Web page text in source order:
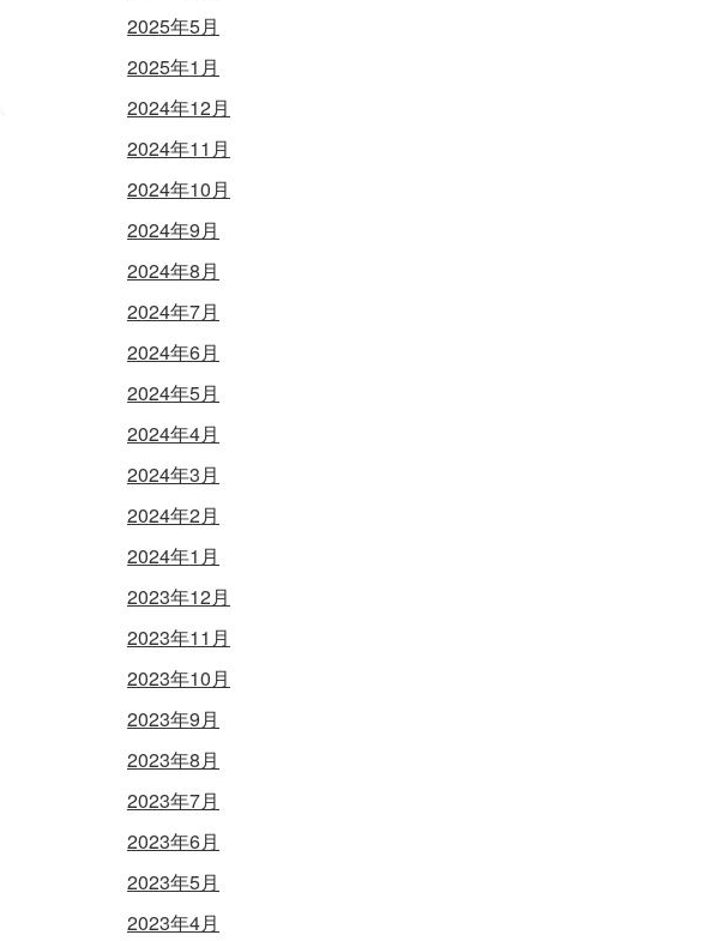
2025年5月
2025年1月
2024年12月
2024年11月
2024年10月
2024年9月
2024年8月
2024年7月
2024年6月
2024年5月
2024年4月
2024年3月
2024年2月
2024年1月
2023年12月
2023年11月
2023年10月
2023年9月
2023年8月
2023年7月
2023年6月
2023年5月
2023年4月